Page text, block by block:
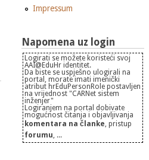
Impressum
Napomena uz login
Logirati se možete koristeći svoj
AAI@EduHr identitet.
Da biste se uspješno ulogirali na
portal, morate imati imenički
atribut hrEduPersonRole postavljen
na vrijednost "CARNet sistem
inženjer"
Logiranjem na portal dobivate
mogućnost čitanja i objavljivanja
komentara na članke, pristup
forumu, ...